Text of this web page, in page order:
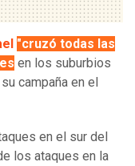
"cruzó todas las
en los suburbios
campaña en el
en el sur del
los ataques en la